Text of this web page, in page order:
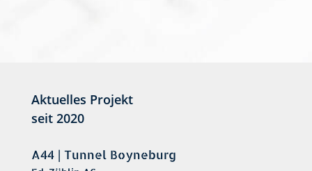
Aktuelles Projekt
seit 2020
A44 | Tunnel Boyneburg